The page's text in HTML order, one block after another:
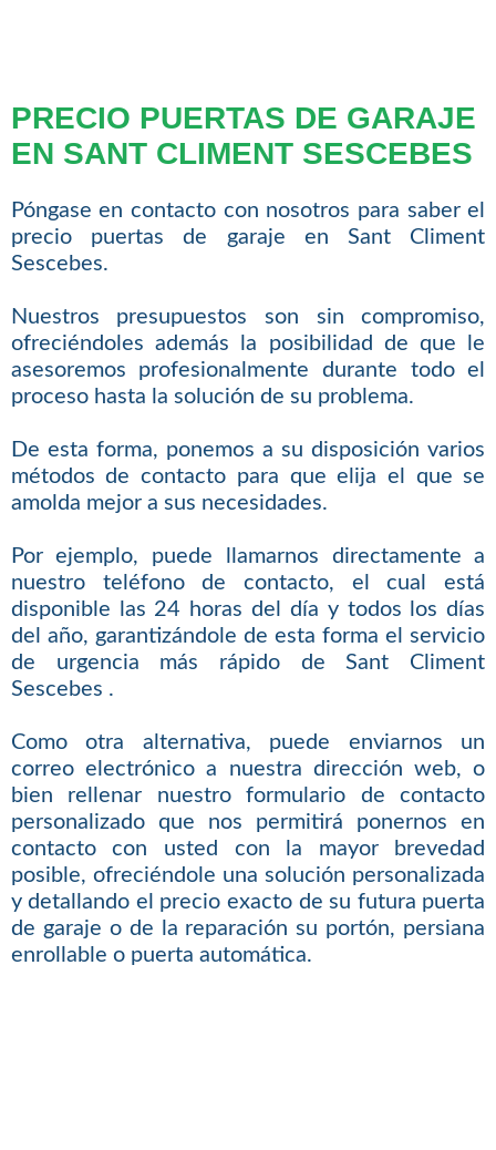
PRECIO PUERTAS DE GARAJE
EN SANT CLIMENT SESCEBES
Póngase en contacto con nosotros para saber el
precio puertas de garaje en Sant Climent
Sescebes.
Nuestros presupuestos son sin compromiso,
ofreciéndoles además la posibilidad de que le
asesoremos profesionalmente durante todo el
proceso hasta la solución de su problema.
De esta forma, ponemos a su disposición varios
métodos de contacto para que elija el que se
amolda mejor a sus necesidades.
Por ejemplo, puede llamarnos directamente a
nuestro teléfono de contacto, el cual está
disponible las 24 horas del día y todos los días
del año, garantizándole de esta forma el servicio
de urgencia más rápido de Sant Climent
Sescebes .
Como otra alternativa, puede enviarnos un
correo electrónico a nuestra dirección web, o
bien rellenar nuestro formulario de contacto
personalizado que nos permitirá ponernos en
contacto con usted con la mayor brevedad
posible, ofreciéndole una solución personalizada
y detallando el precio exacto de su futura puerta
de garaje o de la reparación su portón, persiana
enrollable o puerta automática.